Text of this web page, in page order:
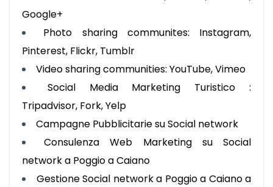
Google+
Photo sharing communites: Instagram,
Pinterest, Flickr, Tumblr
Video sharing communities: YouTube, Vimeo
Social Media Marketing Turistico :
Tripadvisor, Fork, Yelp
Campagne Pubblicitarie su Social network
Consulenza Web Marketing su Social
network a Poggio a Caiano
Gestione Social network a Poggio a Caiano a